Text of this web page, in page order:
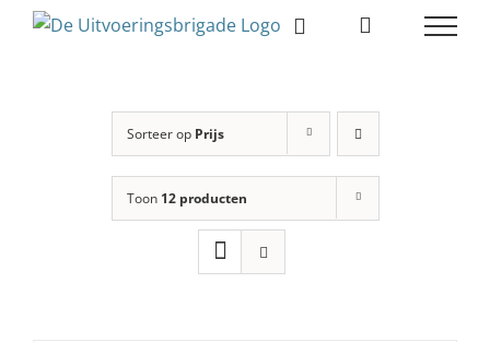
Sorteer op Prijs
Toon 12 producten